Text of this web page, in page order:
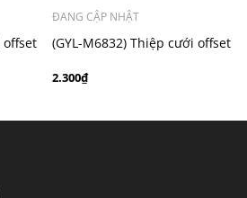
offset
ĐANG CẬP NHẬT
(GYL-M6832) Thiệp cưới offset
2.300₫